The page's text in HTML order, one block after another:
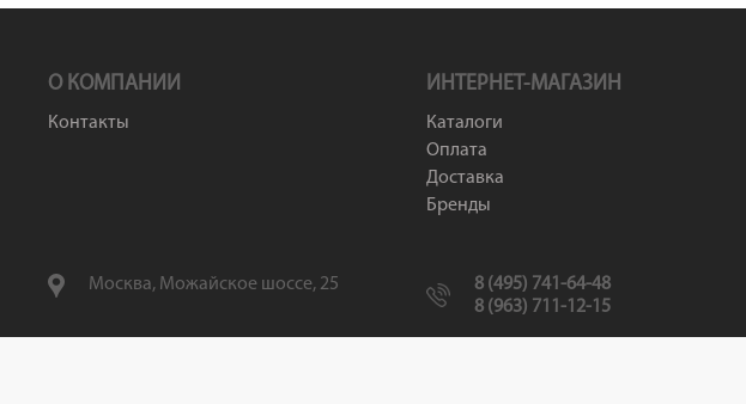
О КОМПАНИИ
Контакты
ИНТЕРНЕТ-МАГАЗИН
Каталоги
Оплата
Доставка
Бренды
Москва, Можайское шоссе, 25
8 (495) 741-64-48
8 (963) 711-12-15